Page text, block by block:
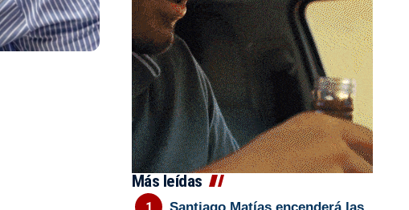
Más leídas